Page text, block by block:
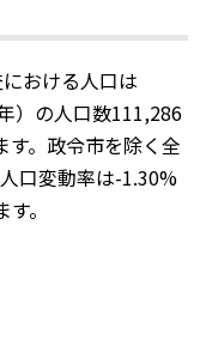
おける人口は
）の人口数111,286
す。政令市を除く全
口変動率は-1.30%
。